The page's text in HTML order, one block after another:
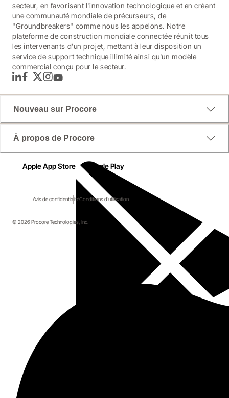
secteur, en favorisant l'innovation technologique et en créant
une communauté mondiale de précurseurs, de
"Groundbreakers" comme nous les appelons. Notre
plateforme de construction mondiale connectée réunit tous
les intervenants d'un projet, mettant à leur disposition un
service de support technique illimité ainsi qu'un modèle
commercial conçu pour le secteur.
LinkedInFacebook
TwitterInstagram
YouTube
Nouveau sur Procore
À propos de Procore
Apple App Store Google Play
Avis de confidentialitéConditions d'utilisation
© 2026 Procore Technologies, Inc.